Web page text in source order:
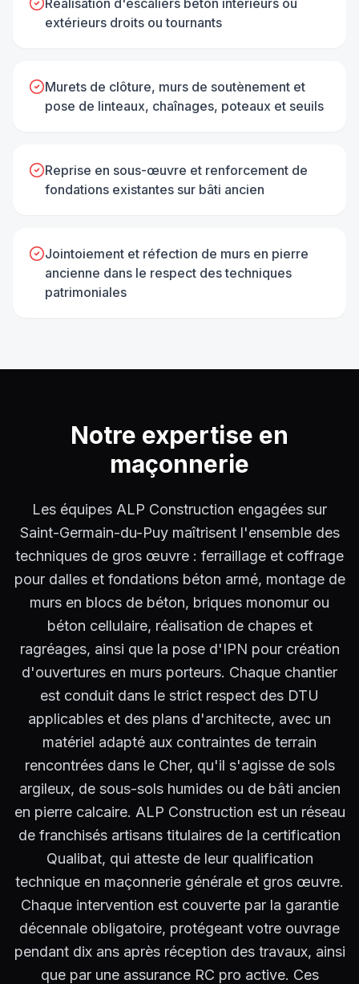
extérieurs droits ou tournants
Murets de clôture, murs de soutènement et
pose de linteaux, chaînages, poteaux et seuils
Reprise en sous-œuvre et renforcement de
fondations existantes sur bâti ancien
Jointoiement et réfection de murs en pierre
ancienne dans le respect des techniques
patrimoniales
Notre expertise en
maçonnerie
Les équipes ALP Construction engagées sur
Saint-Germain-du-Puy maîtrisent l'ensemble des
techniques de gros œuvre : ferraillage et coffrage
pour dalles et fondations béton armé, montage de
murs en blocs de béton, briques monomur ou
béton cellulaire, réalisation de chapes et
ragréages, ainsi que la pose d'IPN pour création
d'ouvertures en murs porteurs. Chaque chantier
est conduit dans le strict respect des DTU
applicables et des plans d'architecte, avec un
matériel adapté aux contraintes de terrain
rencontrées dans le Cher, qu'il s'agisse de sols
argileux, de sous-sols humides ou de bâti ancien
en pierre calcaire. ALP Construction est un réseau
de franchisés artisans titulaires de la certification
Qualibat, qui atteste de leur qualification
technique en maçonnerie générale et gros œuvre.
Chaque intervention est couverte par la garantie
décennale obligatoire, protégeant votre ouvrage
pendant dix ans après réception des travaux, ainsi
que par une assurance RC pro active. Ces